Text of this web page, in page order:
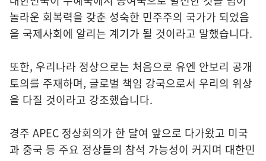
놀라운 회복력을 갖춘 성숙한 민주주의 국가가 되었음
을 국제사회에 알리는 계기가 될 것이라고 말했습니다.
또한, 우리나라 정상으로는 처음으로 유엔 안보리 공개
토의를 주재하며, 글로벌 책임 강국으로서 우리의 위상
을 다질 것이라고 강조했습니다.
경주 APEC 정상회의가 한 달여 앞으로 다가왔고 미국
과 중국 등 주요 정상들의 참석 가능성이 커지며 대한민